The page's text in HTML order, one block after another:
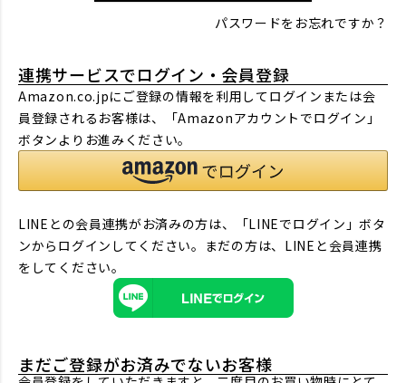
パスワードをお忘れですか？
連携サービスでログイン・会員登録
Amazon.co.jpにご登録の情報を利用してログインまたは会
員登録されるお客様は、「Amazonアカウントでログイン」
ボタンよりお進みください。
LINEとの会員連携がお済みの方は、「LINEでログイン」ボタ
ンからログインしてください。まだの方は、 LINEと会員連携
をしてください。
まだご登録がお済みでないお客様